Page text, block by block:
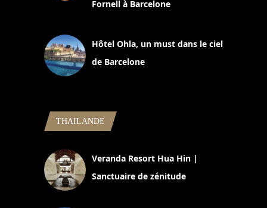
Fornell à Barcelone
Hôtel Ohla, un must dans le ciel
de Barcelone
THAILANDE
Veranda Resort Hua Hin |
Sanctuaire de zénitude